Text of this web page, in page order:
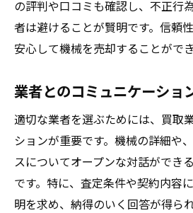
の評判や口コミも確認し、不正行
者は避けることが賢明です。信頼
安心して機械を売却することができ
業者とのコミュニケーショ
適切な業者を選ぶためには、買取
ションが重要です。機械の詳細や
スについてオープンな対話ができ
です。特に、査定条件や契約内容
明を求め、納得のいく回答が得ら